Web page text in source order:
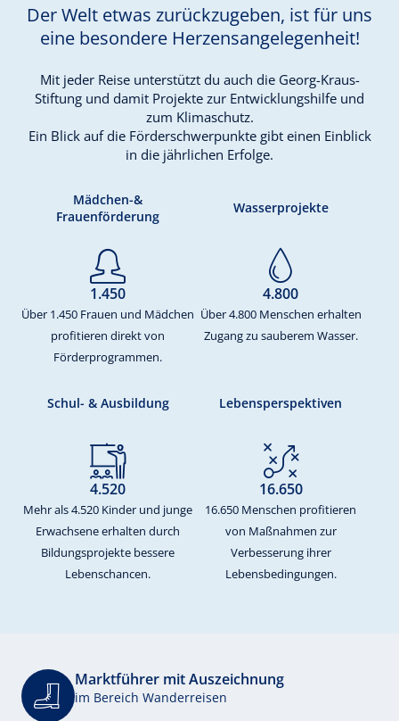
Der Welt etwas zurück­zugeben, ist für uns
eine besondere Herzens­angelegenheit!
Mit jeder Reise unterstützt du auch die Georg-Kraus-
Stiftung und damit Projekte zur Entwicklungs­hilfe und
zum Klimaschutz.
Ein Blick auf die Förder­schwerpunkte gibt einen Einblick
in die jährlichen Erfolge.
Mädchen-&
Frauenförderung
1.450
Über 1.450 Frauen und Mädchen
profitieren direkt von
Förderprogrammen.
Wasserprojekte
4.800
Über 4.800 Menschen erhalten
Zugang zu sauberem Wasser.
Schul- & Ausbildung
4.520
Mehr als 4.520 Kinder und junge
Erwachsene erhalten durch
Bildungsprojekte bessere
Lebenschancen.
Lebensperspektiven
16.650
16.650 Menschen profitieren
von Maßnahmen zur
Verbesserung ihrer
Lebensbedingungen.
Marktführer mit Auszeichnung
im Bereich Wanderreisen